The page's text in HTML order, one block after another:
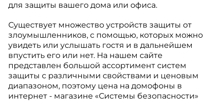
для защиты вашего дома или офиса.
Существует множество устройств защиты от
злоумышленников, с помощью, которых можно
увидеть или услышать гостя и в дальнейшем
впустить его или нет. На нашем сайте
представлен большой ассортимент систем
защиты с различными свойствами и ценовым
диапазоном, поэтому цена на домофоны в
интернет - магазине «Системы безопасности»